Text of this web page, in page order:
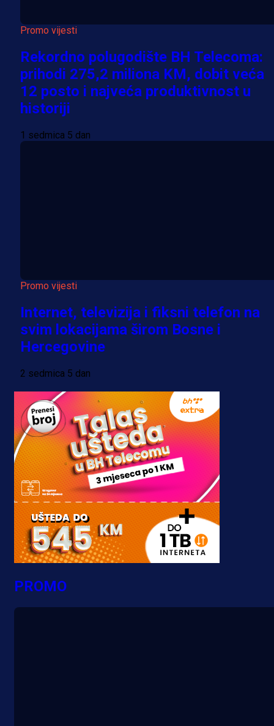
Promo vijesti
Rekordno polugodište BH Telecoma:
prihodi 275,2 miliona KM, dobit veća
12 posto i najveća produktivnost u
historiji
1 sedmica 5 dan
Promo vijesti
Internet, televizija i fiksni telefon na
svim lokacijama širom Bosne i
Hercegovine
2 sedmica 5 dan
PROMO